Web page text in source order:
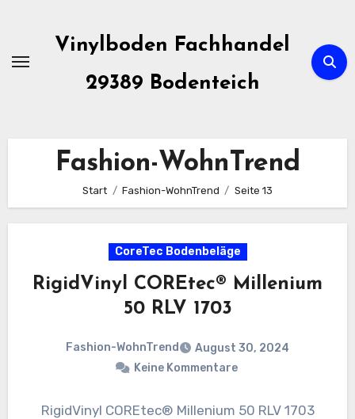
springen
Vinylboden Fachhandel
29389 Bodenteich
Fashion-WohnTrend
Start Fashion-WohnTrend Seite 13
CoreTec Bodenbeläge
RigidVinyl COREtec® Millenium
50 RLV 1703
Fashion-WohnTrend
August 30, 2024
Keine Kommentare
RigidVinyl COREtec® Millenium 50 RLV 1703